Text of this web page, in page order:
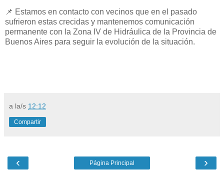
📌 Estamos en contacto con vecinos que en el pasado
sufrieron estas crecidas y mantenemos comunicación
permanente con la Zona IV de Hidráulica de la Provincia de
Buenos Aires para seguir la evolución de la situación.
a la/s 12:12
Compartir
‹ ›
Página Principal